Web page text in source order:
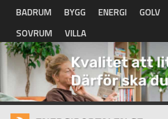
Hoppa till huvudinnehåll
BADRUM BYGG ENERGI GOLV
SOVRUM
VILLA